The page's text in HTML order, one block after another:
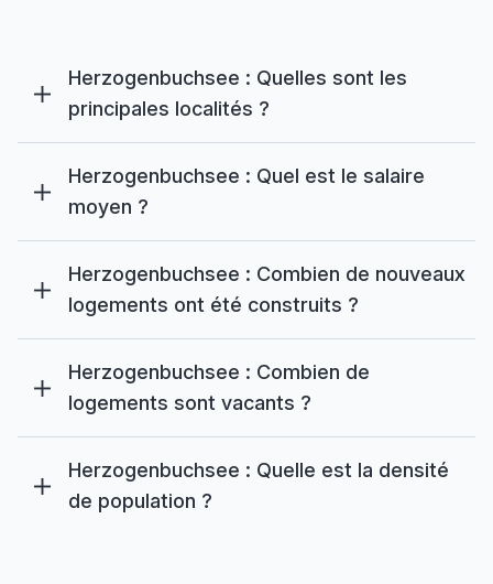
Herzogenbuchsee : Quelles sont les
principales localités ?
Herzogenbuchsee : Quel est le salaire
moyen ?
Herzogenbuchsee : Combien de nouveaux
logements ont été construits ?
Herzogenbuchsee : Combien de
logements sont vacants ?
Herzogenbuchsee : Quelle est la densité
de population ?